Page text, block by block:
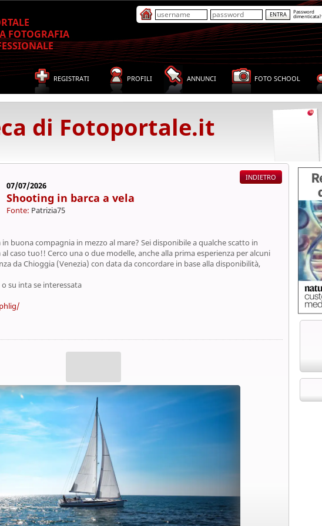
FOTOGRAFIA
Password
dimenticata?
REGISTRATI PROFILI ANNUNCI FOTO SCHOOL
di Fotoportale.it
07/07/2026
Shooting in barca a vela
Fonte: Patrizia75
buona compagnia in mezzo al mare? Sei disponibile a qualche scatto in
caso tuo!! Cerco una o due modelle, anche alla prima esperienza per alcuni
da Chioggia (Venezia) con data da concordare in base alla disponibilità,
su inta se interessata